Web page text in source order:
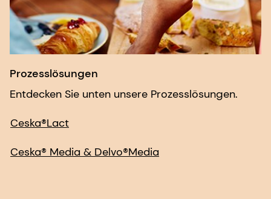
Prozesslösungen
Entdecken Sie unten unsere Prozesslösungen.
Ceska®Lact
Ceska® Media & Delvo®Media